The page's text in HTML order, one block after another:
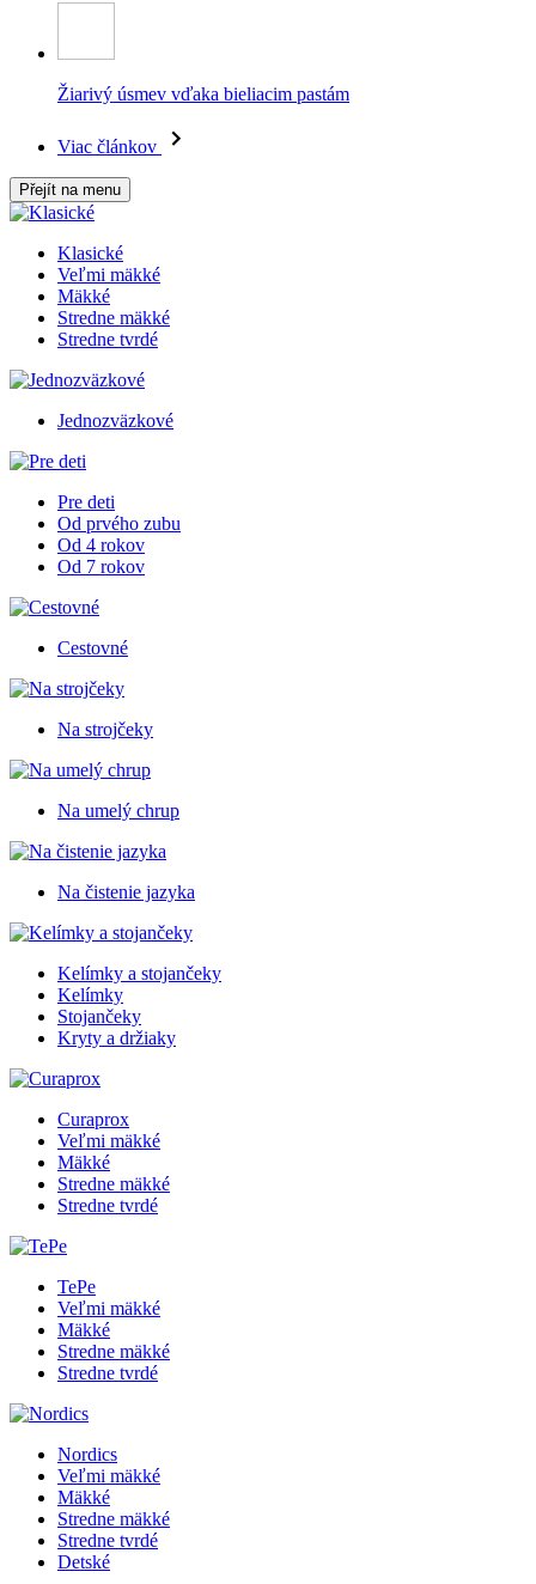
Žiarivý úsmev vďaka bieliacim pastám
Viac článkov
Přejít na menu
Klasické
Veľmi mäkké
Mäkké
Stredne mäkké
Stredne tvrdé
Jednozväzkové
Pre deti
Od prvého zubu
Od 4 rokov
Od 7 rokov
Cestovné
Na strojčeky
Na umelý chrup
Na čistenie jazyka
Kelímky a stojančeky
Kelímky
Stojančeky
Kryty a držiaky
Curaprox
Veľmi mäkké
Mäkké
Stredne mäkké
Stredne tvrdé
TePe
Veľmi mäkké
Mäkké
Stredne mäkké
Stredne tvrdé
Nordics
Veľmi mäkké
Mäkké
Stredne mäkké
Stredne tvrdé
Detské